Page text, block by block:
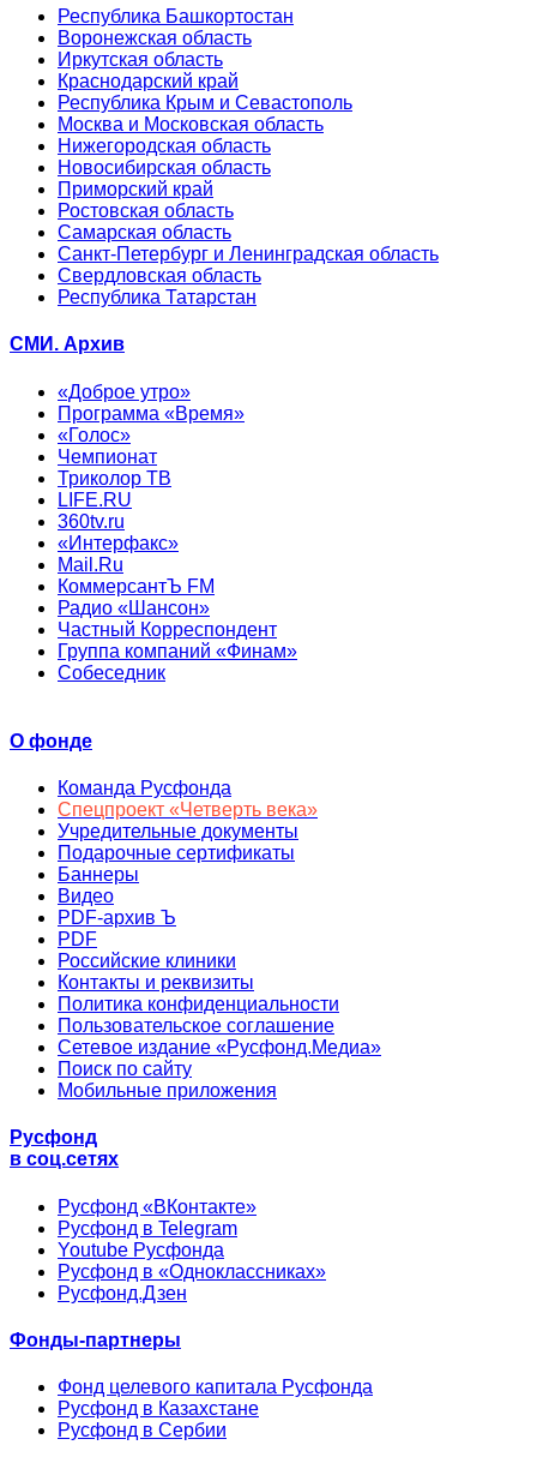
Республика Башкортостан
Воронежская область
Иркутская область
Краснодарский край
Республика Крым и Севастополь
Москва и Московская область
Нижегородская область
Новосибирская область
Приморский край
Ростовская область
Самарская область
Санкт-Петербург и Ленинградская область
Свердловская область
Республика Татарстан
СМИ. Архив
«Доброе утро»
Программа «Время»
«Голос»
Чемпионат
Триколор ТВ
LIFE.RU
360tv.ru
«Интерфакс»
Mail.Ru
КоммерсантЪ FM
Радио «Шансон»
Частный Корреспондент
Группа компаний «Финам»
Собеседник
О фонде
Команда Русфонда
Спецпроект «Четверть века»
Учредительные документы
Подарочные сертификаты
Баннеры
Видео
PDF-архив Ъ
PDF
Российские клиники
Контакты и реквизиты
Политика конфиденциальности
Пользовательское соглашение
Сетевое издание «Русфонд.Медиа»
Поиск по сайту
Мобильные приложения
Русфонд
в соц.сетях
Русфонд «ВКонтакте»
Русфонд в Telegram
Youtube Русфонда
Русфонд в «Одноклассниках»
Русфонд.Дзен
Фонды-партнеры
Фонд целевого капитала Русфонда
Русфонд в Казахстане
Русфонд в Сербии